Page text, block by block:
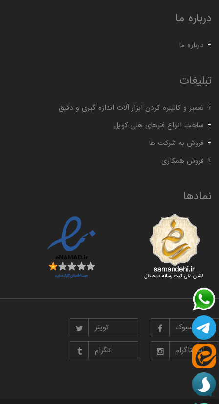
درباره ما
درباره ما
تبلیغات
تعمیر و کالیبره کردن ابزار آلات اندازه گیری و دقیق
ساخت انواع فنرهای هلی کویل
فروش به شرکت ها
فروش همکاری
نمادها
فیسبوک تویتر
اینستاگرام تلگرام